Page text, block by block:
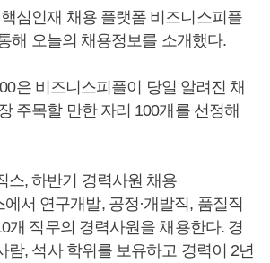
심인재 채용 플랫폼 비즈니스피플
해 오늘의 채용정보를 소개했다.
은 비즈니스피플이 당일 알려진 채
주목할 만한 자리 100개를 선정해
, 하반기 경력사원 채용
서 연구개발, 공정·개발직, 품질직
개 직무의 경력사원을 채용한다. 경
람, 석사 학위를 보유하고 경력이 2년